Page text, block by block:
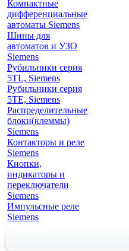
Компактные
дифференциальные
автоматы Siemens
Шины для
автоматов и УЗО
Siemens
Рубильники серия
5TL, Siemens
Рубильники серия
5TE, Siemens
Распределительные
блоки(клеммы)
Siemens
Контакторы и реле
Siemens
Кнопки,
индикаторы и
переключатели
Siemens
Импульсные реле
Siemens